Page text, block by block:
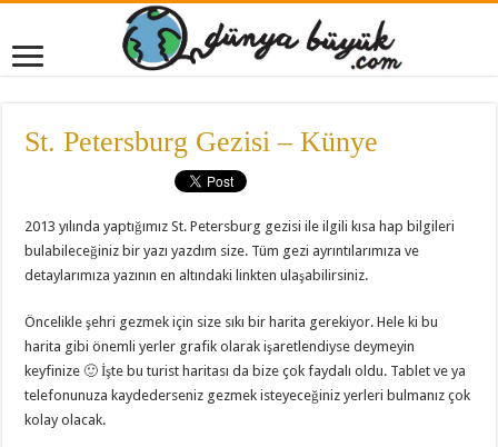
St. Petersburg Gezisi – Künye
2013 yılında yaptığımız St. Petersburg gezisi ile ilgili kısa hap bilgileri
bulabileceğiniz bir yazı yazdım size. Tüm gezi ayrıntılarımıza ve
detaylarımıza yazının en altındaki linkten ulaşabilirsiniz.
Öncelikle şehri gezmek için size sıkı bir harita gerekiyor. Hele ki bu
harita gibi önemli yerler grafik olarak işaretlendiyse deymeyin
keyfinize 🙂 İşte bu turist haritası da bize çok faydalı oldu. Tablet ve ya
telefonunuza kaydederseniz gezmek isteyeceğiniz yerleri bulmanız çok
kolay olacak.